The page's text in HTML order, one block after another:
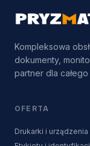
Kompleksowa
dokumenty,
partner dla całego
OFERTA
Drukarki i